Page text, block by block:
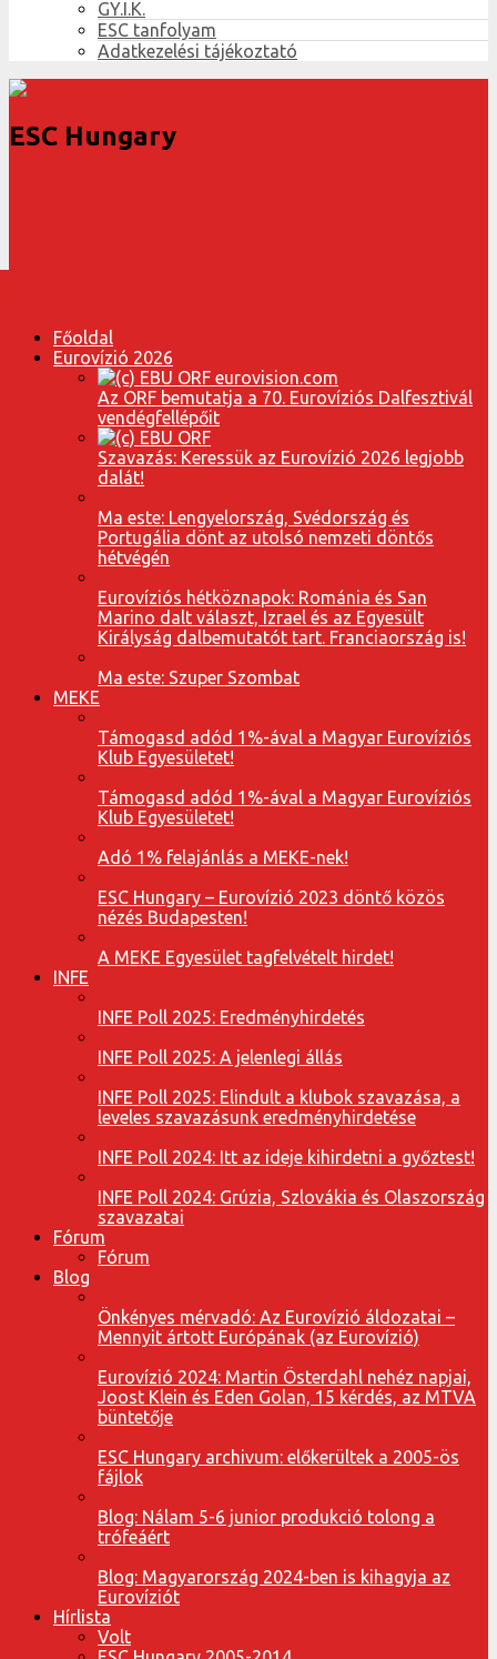
GY.I.K.
ESC tanfolyam
Adatkezelési tájékoztató
ESC Hungary
Főoldal
Eurovízió 2026
Az ORF bemutatja a 70. Eurovíziós Dalfesztivál
vendégfellépőit
Szavazás: Keressük az Eurovízió 2026 legjobb
dalát!
Ma este: Lengyelország, Svédország és
Portugália dönt az utolsó nemzeti döntős
hétvégén
Eurovíziós hétköznapok: Románia és San
Marino dalt választ, Izrael és az Egyesült
Királyság dalbemutatót tart. Franciaország is!
Ma este: Szuper Szombat
MEKE
Támogasd adód 1%-ával a Magyar Eurovíziós
Klub Egyesületet!
Támogasd adód 1%-ával a Magyar Eurovíziós
Klub Egyesületet!
Adó 1% felajánlás a MEKE-nek!
ESC Hungary – Eurovízió 2023 döntő közös
nézés Budapesten!
A MEKE Egyesület tagfelvételt hirdet!
INFE
INFE Poll 2025: Eredményhirdetés
INFE Poll 2025: A jelenlegi állás
INFE Poll 2025: Elindult a klubok szavazása, a
leveles szavazásunk eredményhirdetése
INFE Poll 2024: Itt az ideje kihirdetni a győztest!
INFE Poll 2024: Grúzia, Szlovákia és Olaszország
szavazatai
Fórum
Fórum
Blog
Önkényes mérvadó: Az Eurovízió áldozatai –
Mennyit ártott Európának (az Eurovízió)
Eurovízió 2024: Martin Österdahl nehéz napjai,
Joost Klein és Eden Golan, 15 kérdés, az MTVA
büntetője
ESC Hungary archivum: előkerültek a 2005-ös
fájlok
Blog: Nálam 5-6 junior produkció tolong a
trófeáért
Blog: Magyarország 2024-ben is kihagyja az
Eurovíziót
Hírlista
Volt